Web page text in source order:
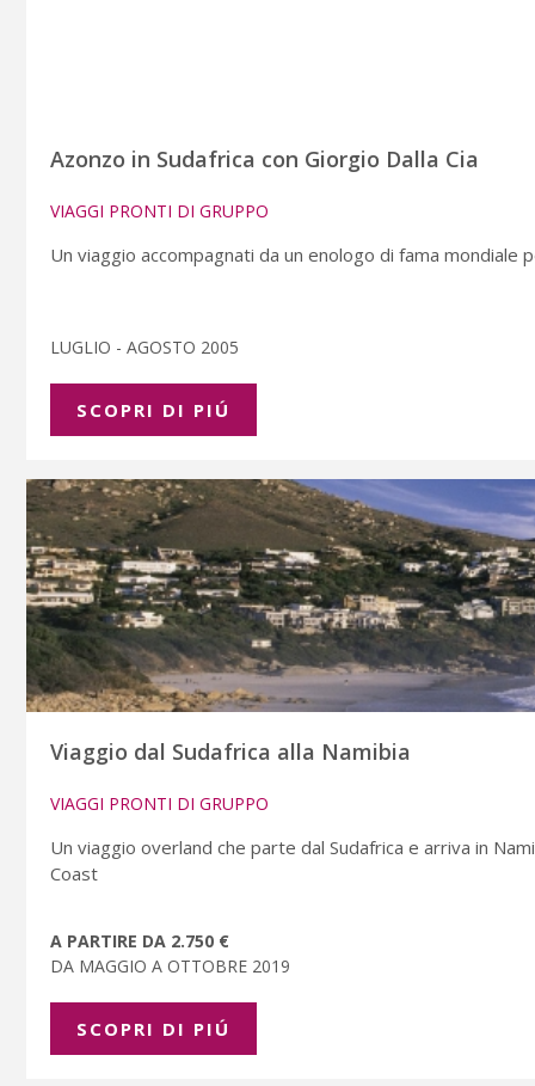
Azonzo in Sudafrica con Giorgio Dalla Cia
VIAGGI PRONTI DI GRUPPO
Un viaggio accompagnati da un enologo di fama
LUGLIO - AGOSTO 2005
SCOPRI DI PIÚ
Viaggio dal Sudafrica alla Namibia
VIAGGI PRONTI DI GRUPPO
Un viaggio overland che parte dal Sudafrica e arriva in
Coast
A PARTIRE DA 2.750 €
DA MAGGIO A OTTOBRE 2019
SCOPRI DI PIÚ